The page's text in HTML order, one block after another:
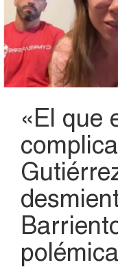
«El que